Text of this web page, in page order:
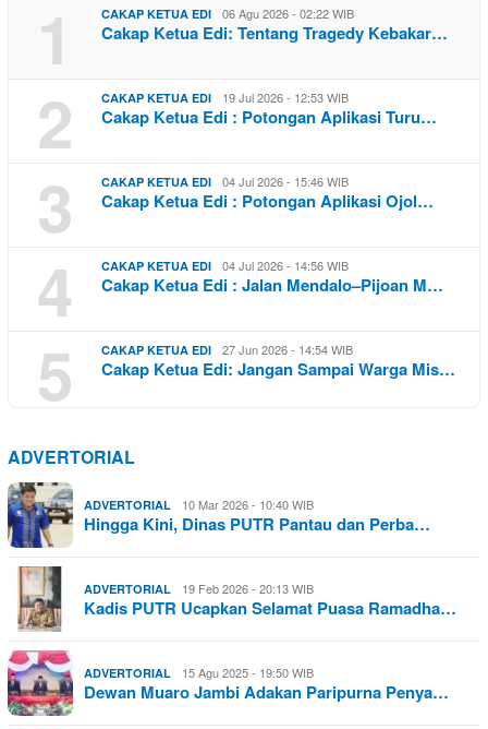
1 CAKAP KETUA EDI 06 Agu 2026 - 02:22 WIB
Cakap Ketua Edi: Tentang Tragedy Kebakar…
2 CAKAP KETUA EDI 19 Jul 2026 - 12:53 WIB
Cakap Ketua Edi : Potongan Aplikasi Turu…
3 CAKAP KETUA EDI 04 Jul 2026 - 15:46 WIB
Cakap Ketua Edi : Potongan Aplikasi Ojol…
4 CAKAP KETUA EDI 04 Jul 2026 - 14:56 WIB
Cakap Ketua Edi : Jalan Mendalo–Pijoan M…
5 CAKAP KETUA EDI 27 Jun 2026 - 14:54 WIB
Cakap Ketua Edi: Jangan Sampai Warga Mis…
ADVERTORIAL
ADVERTORIAL 10 Mar 2026 - 10:40 WIB
Hingga Kini, Dinas PUTR Pantau dan Perba…
ADVERTORIAL 19 Feb 2026 - 20:13 WIB
Kadis PUTR Ucapkan Selamat Puasa Ramadha…
ADVERTORIAL 15 Agu 2025 - 19:50 WIB
Dewan Muaro Jambi Adakan Paripurna Penya…